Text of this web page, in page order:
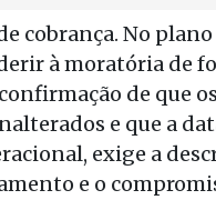
cobrança. No
à moratória de
de que
e que a
exige a
e o